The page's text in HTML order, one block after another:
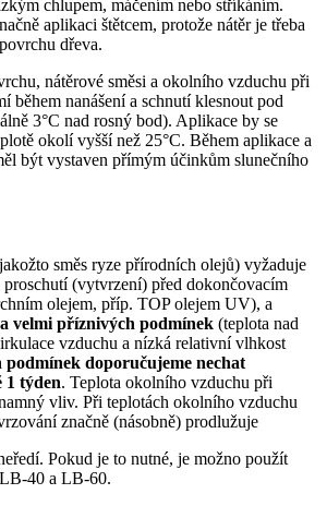
chlupem, máčením nebo stříkáním.
aplikaci štětcem, protože nátěr je třeba
dřeva.
nátěrové směsi a okolního vzduchu při
během nanášení a schnutí klesnout pod
3°C nad rosný bod). Aplikace by se
okolí vyšší než 25°C. Během aplikace a
být vystaven přímým účinkům slunečního
směs ryze přírodních olejů) vyžaduje
proschutí (vytvrzení) před dokončovacím
olejem, příp. TOP olejem UV), a
velmi příznivých podmínek (teplota nad
vzduchu a nízká relativní vlhkost
podmínek doporučujeme nechat
1 týden. Teplota okolního vzduchu při
vliv. Při teplotách okolního vzduchu
značně (násobně) prodlužuje
Pokud je to nutné, je možno použít
40 a LB-60.